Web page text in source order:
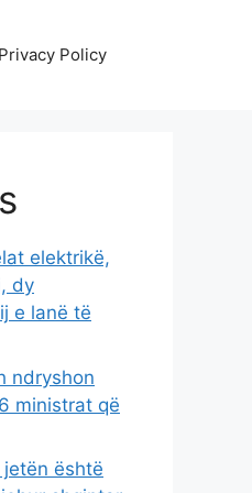
Privacy Policy
elektrikë,
dy
e lanë të
ndryshon
ministrat që
është